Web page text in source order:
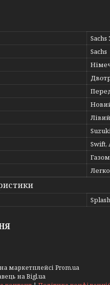
Sachs
Sachs
Лівий
Swift,
Splash
маркетплейсі Prom.ua
на Bigl.ua